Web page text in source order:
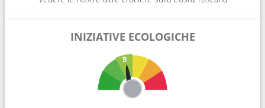
INIZIATIVE ECOLOGICHE